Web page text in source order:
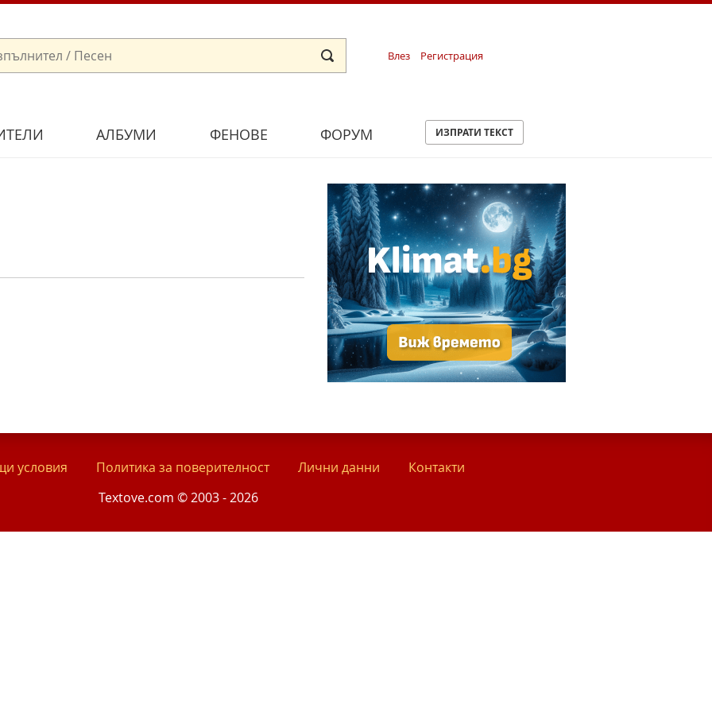
Влез Регистрация
АЛБУМИ ФЕНОВЕ ФОРУМ ИЗПРАТИ ТЕКСТ
условия Политика за поверителност Лични данни
Контакти
Textove.com © 2003 - 2026